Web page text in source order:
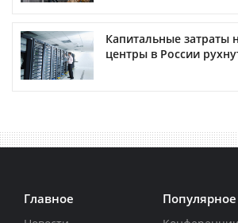
Капитальные затраты
центры в России
Главное Популярное